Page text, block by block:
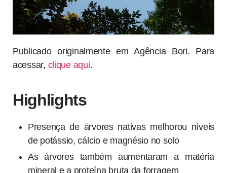
Publicado originalmente em Agência Bori. Para
acessar, clique aqui.
Highlights
Presença de árvores nativas melhorou níveis
de potássio, cálcio e magnésio no solo
As árvores também aumentaram a matéria
mineral e a proteína bruta da forragem